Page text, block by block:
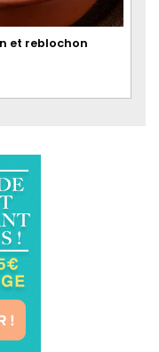
et reblochon